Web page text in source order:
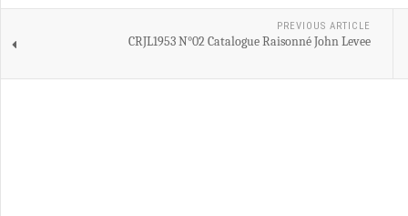
PREVIOUS ARTICLE
CRJL1953 N°02 Catalogue Raisonné John Levee